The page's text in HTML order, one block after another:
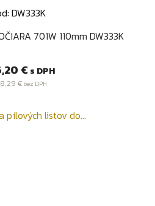
DW333K
701W 110mm DW333K
€ s DPH
€bez DPH